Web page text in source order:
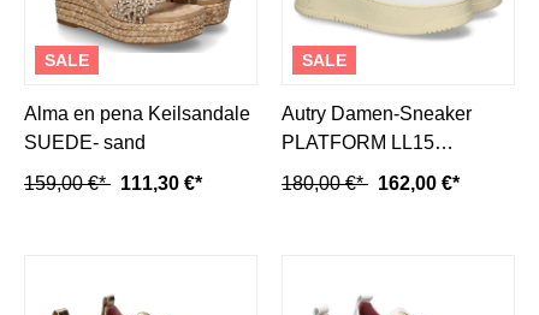
SALE
Alma en pena Keilsandale
SUEDE- sand
159,00 €* 111,30 €*
SALE
Autry Damen-Sneaker
PLATFORM LL15
LEATHER- white
180,00 €* 162,00 €*